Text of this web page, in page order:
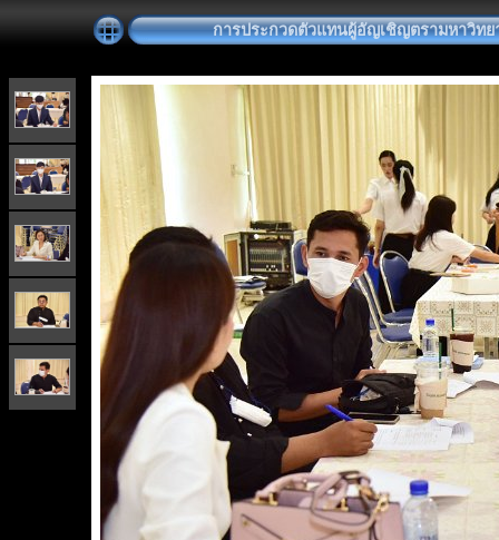
การประกวดตัวแทนผู้อัญเชิญตรามหาวิท